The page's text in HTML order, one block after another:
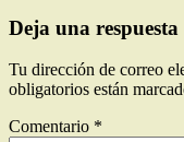
Deja una respuesta
Tu dirección de correo
obligatorios están
Comentario *